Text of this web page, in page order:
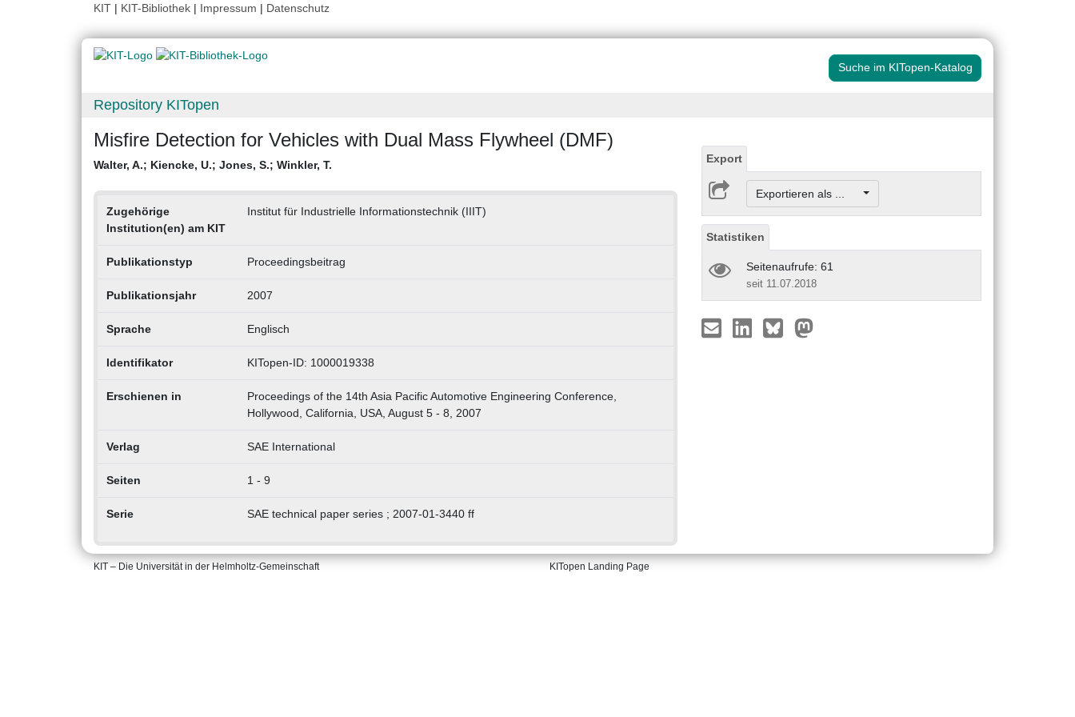
KIT | KIT-Bibliothek | Impressum | Datenschutz
Suche im KITopen-Katalog
Repository KITopen
Misfire Detection for Vehicles with Dual Mass Flywheel (DMF)
Walter, A.; Kiencke, U.; Jones, S.; Winkler, T.
Zugehörige
Institution(en) am KIT
Institut für Industrielle Informationstechnik (IIIT)
Publikationstyp Proceedingsbeitrag
Publikationsjahr 2007
Sprache Englisch
Identifikator KITopen-ID: 1000019338
Erschienen in
Proceedings of the 14th Asia Pacific Automotive Engineering Conference,
Hollywood, California, USA, August 5 - 8, 2007
Verlag SAE International
Seiten 1 - 9
Serie SAE technical paper series ; 2007-01-3440 ff
Export
Exportieren als ...
Statistiken
Seitenaufrufe: 61
seit 11.07.2018
KIT – Die Universität in der Helmholtz-Gemeinschaft KITopen Landing Page